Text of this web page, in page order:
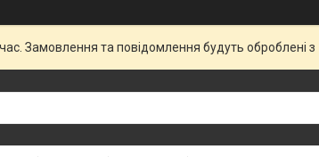
Замовлення та повідомлення будуть оброблені